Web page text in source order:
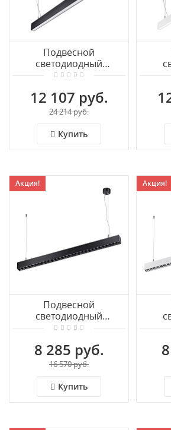
Подвесной
светодиодный
светильник NOVOTECH
12 107 руб.
24 214 руб.
Купить
Акция!
Подвесной
светодиодный
светильник NOVOTECH
8 285 руб.
16 570 руб.
Купить
Акция!